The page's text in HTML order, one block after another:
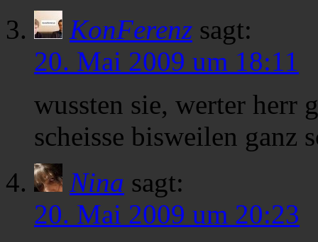
KonFerenz sagt:
20. Mai 2009 um 18:11
wussten sie, werter herr
scheisse bisweilen ganz
Nina sagt:
20. Mai 2009 um 20:23